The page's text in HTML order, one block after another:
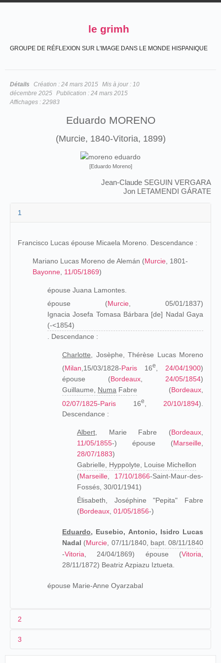
le grimh
GROUPE DE RÉFLEXION SUR L'IMAGE DANS LE MONDE HISPANIQUE
Détails Création : 24 mars 2015 Mis à jour : 10
décembre 2025 Publication : 24 mars 2015
Affichages : 22983
Eduardo MORENO
(Murcie, 1840-Vitoria, 1899)
[Eduardo Moreno]
Jean-Claude SEGUIN VERGARA
Jon LETAMENDI GÁRATE
1
Francisco Lucas épouse Micaela Moreno. Descendance :
Mariano Lucas Moreno de Alemán (Murcie , 1801-
Bayonne 11/05/1869)
épouse Juana Lamontes.
épouse (Murcie , 05/01/1837)
Ignacia Josefa Tomasa Bárbara [de] Nadal Gaya
(-<1854)
. Descendance :
Charlotte,
Josèphe, Thérèse Lucas Moreno
(Milan ,15/03/1828-Paris 16e 24/04/1900)
épouse (Bordeaux 24/05/1854)
Guillaume, Numa Fabre (Bordeaux
02/07/1825-Paris 16e 20/10/1894).
Descendance :
Albert, Marie Fabre (Bordeaux,
11/05/1855-) épouse (Marseille,
28/07/1883)
Gabrielle, Hyppolyte, Louise Michellon
(Marseille, 17/10/1866-Saint-Maur-des-
Fossés, 30/01/1941)
Élisabeth, Joséphine "Pepita" Fabre
(Bordeaux, 01/05/1856-)
Eduardo, Eusebio, Antonio, Isidro Lucas
Nadal (Murcie, 07/11/1840, bapt. 08/11/1840
-Vitoria, 24/04/1869) épouse (Vitoria,
28/11/1872) Beatriz Azpiazu Iztueta.
épouse Marie-Anne Oyarzabal
2
3